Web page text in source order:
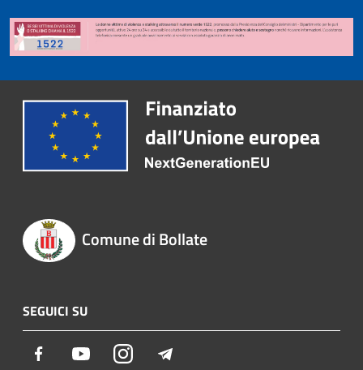
Comune di Bollate
SEGUICI SU
Facebook YoutubeInstagram